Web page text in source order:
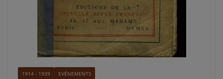
1914 - 1939 EVÉNEMENTS